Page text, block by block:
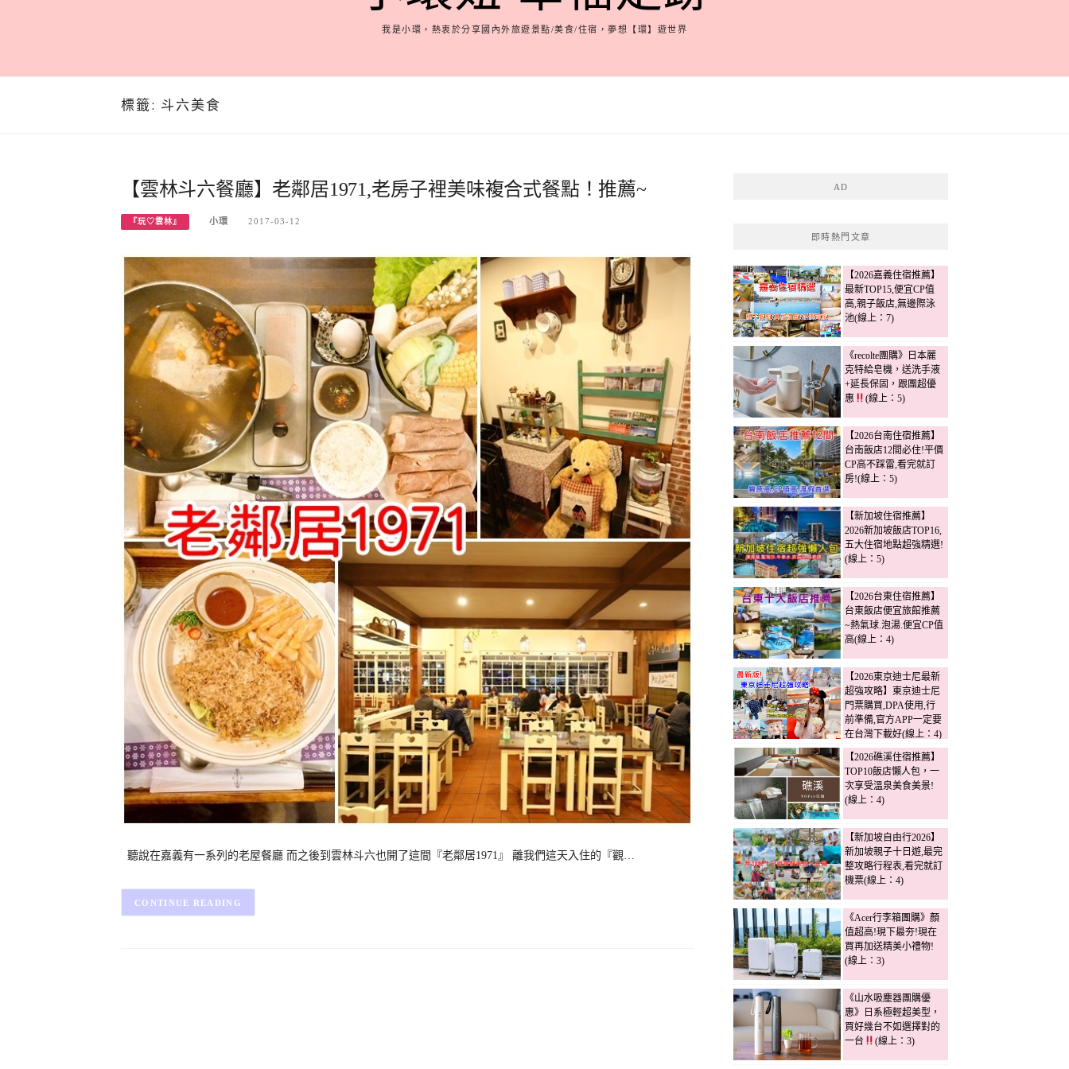
我是小環，熱衷於分享國內外旅遊景點/美食/住宿，夢想【環】遊世界
標籤: 斗六美食
【雲林斗六餐廳】老鄰居1971,老房子裡美味複合式餐點！推薦~
『玩♡雲林』 小環 2017-03-12
聽說在嘉義有一系列的老屋餐廳 而之後到雲林斗六也開了這間『老鄰居1971』 離我們這天入住的『觀…
CONTINUE READING
AD
即時熱門文章
【2026嘉義住宿推薦】
最新TOP15,便宜CP值
高,親子飯店,無邊際泳
池(線上：7)
《recolte團購》日本麗
克特給皂機，送洗手液
+延長保固，跟團超優
惠
(線上：5)
【2026台南住宿推薦】
台南飯店12間必住!平價
CP高不踩雷,看完就訂
房!(線上：5)
【新加坡住宿推薦】
2026新加坡飯店TOP16,
五大住宿地點超強精選!
(線上：5)
【2026台東住宿推薦】
台東飯店便宜旅館推薦
~熱氣球.泡湯.便宜CP值
高(線上：4)
【2026東京迪士尼最新
超強攻略】東京迪士尼
門票購買,DPA使用,行
前準備,官方APP一定要
在台灣下載好(線上：4)
【2026礁溪住宿推薦】
TOP10飯店懶人包，一
次享受溫泉美食美景!
(線上：4)
【新加坡自由行2026】
新加坡親子十日遊,最完
整攻略行程表,看完就訂
機票(線上：4)
《Acer行李箱團購》顏
值超高!現下最夯!現在
買再加送精美小禮物!
(線上：3)
《山水吸塵器團購優
惠》日系極輕超美型，
買好幾台不如選擇對的
一台
(線上：3)